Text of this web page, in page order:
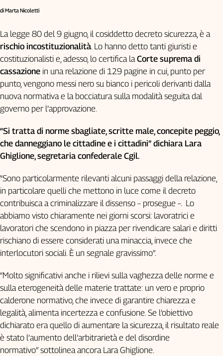
Collettiva
La
settimana
Collettiva
Girasoli
Il
Sassolino
Linea
Economica
Tech
Easy
Idea
Diffusa
InFlai
Le
trasmissioni
in
Progress
L'Italia
nel
Territori
di Marta Nicoletti
La legge 80 del 9 giugno, il cosiddetto decreto sicurezza, è a
rischio incostituzionalità. Lo hanno detto tanti giuristi e
costituzionalisti e, adesso, lo certifica laCorte suprema di
cassazione in una relazione di 129 pagine in cui, punto per
punto, vengono messi nero su bianco i pericoli derivanti dalla
nuova normativa e la bocciatura sulla modalità seguita dal
governo per l’approvazione.
“Si tratta di norme sbagliate, scritte male, concepite peggio,
che danneggiano le cittadine e i cittadini” dichiara Lara
Ghiglione, segretaria confederale Cgil.
"Sono particolarmente rilevanti alcuni passaggi della relazione,
in particolare quelli che mettono in luce come il decreto
contribuisca a criminalizzare il dissenso – prosegue –. Lo
abbiamo visto chiaramente nei giorni scorsi: lavoratrici e
lavoratori che scendono in piazza per rivendicare salari e diritti
rischiano di essere considerati una minaccia, invece che
interlocutori sociali. È un segnale gravissimo”.
“Molto significativi anche i rilievi sulla vaghezza delle norme e
sulla eterogeneità delle materie trattate: un vero e proprio
calderone normativo, che invece di garantire chiarezza e
legalità, alimenta incertezza e confusione. Se l’obiettivo
dichiarato era quello di aumentare la sicurezza, il risultato reale
è stato l’aumento dell’arbitrarietà e del disordine
normativo” sottolinea ancora Lara Ghiglione.